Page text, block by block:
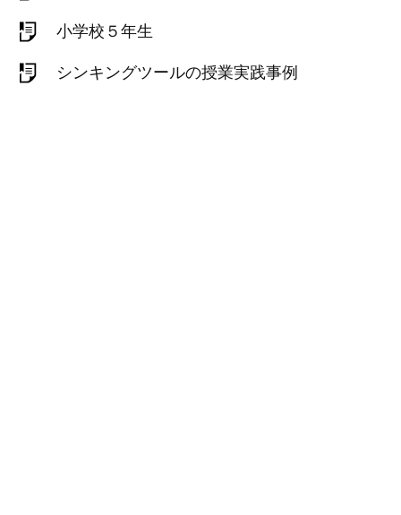
小学校５年生
シンキングツールの授業実践事例